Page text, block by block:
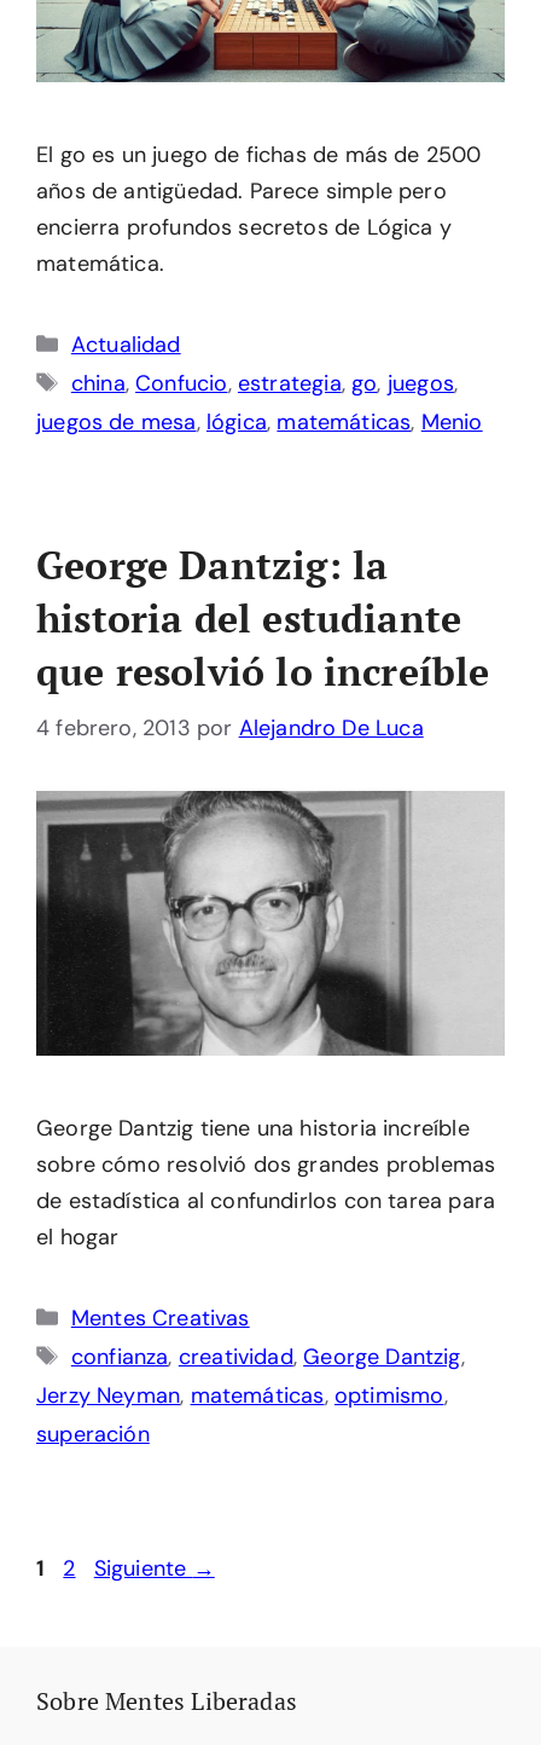
El go es un juego de fichas de más de 2500
años de antigüedad. Parece simple pero
encierra profundos secretos de Lógica y
matemática.
Categorías
Actualidad
Etiquetas
china,Confucio, estrategia,go, juegos,
juegos de mesa, lógica, matemáticas, Menio
George Dantzig: la
historia del estudiante
que resolvió lo increíble
4 febrero, 2013 por Alejandro De Luca
George Dantzig tiene una historia increíble
sobre cómo resolvió dos grandes problemas
de estadística al confundirlos con tarea para
el hogar
Categorías
Mentes Creativas
Etiquetas
confianza, creatividad,George Dantzig,
Jerzy Neyman, matemáticas, optimismo,
superación
Página
1 Página
2 Siguiente →
Sobre Mentes Liberadas